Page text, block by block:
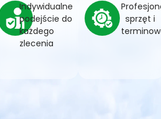
Indywidualne
podejście do
każdego
zlecenia
sprzęt i